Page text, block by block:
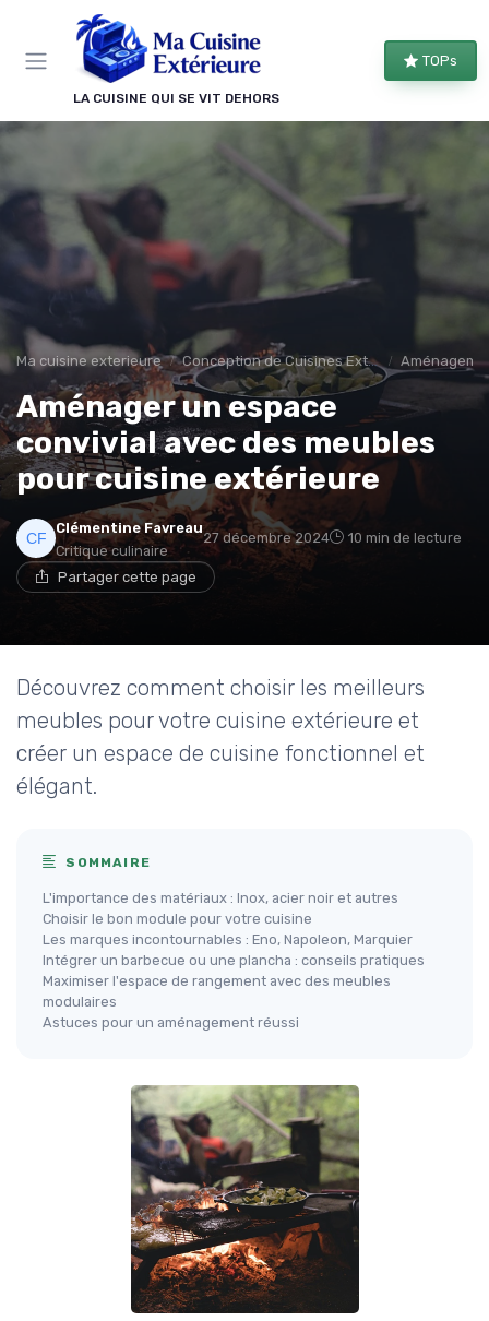
LA CUISINE QUI SE VIT DEHORS
TOPs
Ma cuisine exterieure Conception de Cuisines Extérieures
Aménager un espace
convivial avec des meubles
pour cuisine extérieure
Clémentine Favreau
Critique culinaire
27 décembre 2024 10 min de lecture
Partager cette page
Découvrez comment choisir les meilleurs
meubles pour votre cuisine extérieure et
créer un espace de cuisine fonctionnel et
élégant.
SOMMAIRE
L'importance des matériaux : Inox, acier noir et autres
Choisir le bon module pour votre cuisine
Les marques incontournables : Eno, Napoleon, Marquier
Intégrer un barbecue ou une plancha : conseils pratiques
Maximiser l'espace de rangement avec des meubles
modulaires
Astuces pour un aménagement réussi
Panneau de gestion des cookies